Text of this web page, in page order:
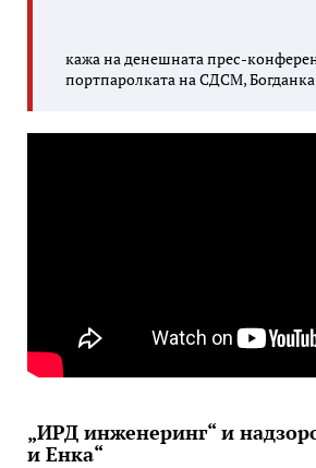
кажа на денешната прес-
портпаролката на СДСМ, Богданка
„ИРД инженеринг“ и
и Енка“